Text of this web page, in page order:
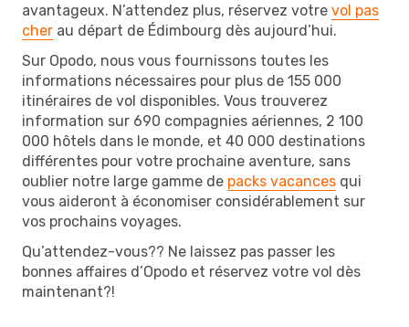
avantageux. N’attendez plus, réservez votre vol pas
cher au départ de Édimbourg dès aujourd’hui.
Sur Opodo, nous vous fournissons toutes les
informations nécessaires pour plus de 155 000
itinéraires de vol disponibles. Vous trouverez
information sur 690 compagnies aériennes, 2 100
000 hôtels dans le monde, et 40 000 destinations
différentes pour votre prochaine aventure, sans
oublier notre large gamme de packs vacances qui
vous aideront à économiser considérablement sur
vos prochains voyages.
Qu’attendez-vous?? Ne laissez pas passer les
bonnes affaires d’Opodo et réservez votre vol dès
maintenant?!